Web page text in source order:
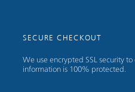
SECURE CHECKOUT
We use encrypted SSL security
information is 100% protected.